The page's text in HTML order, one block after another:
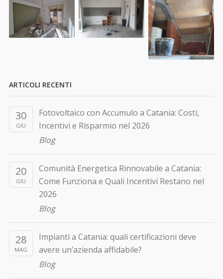
ARTICOLI RECENTI
30
GIU
Fotovoltaico con Accumulo a Catania: Costi,
Incentivi e Risparmio nel 2026
Blog
20
GIU
Comunità Energetica Rinnovabile a Catania:
Come Funziona e Quali Incentivi Restano nel
2026
Blog
28
MAG
Impianti a Catania: quali certificazioni deve
avere un’azienda affidabile?
Blog